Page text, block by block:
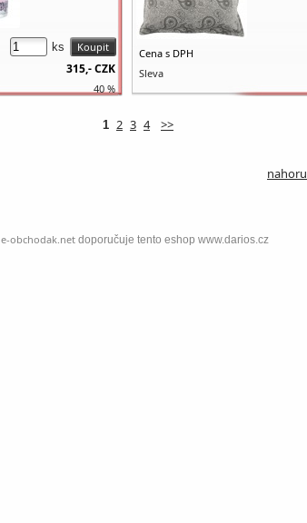
ks
315,-CZK
40 %
Cena s DPH
Sleva
1 2 3 4 >>
nahoru
e-obchodak.netdoporučuje tento eshop www.darios.cz